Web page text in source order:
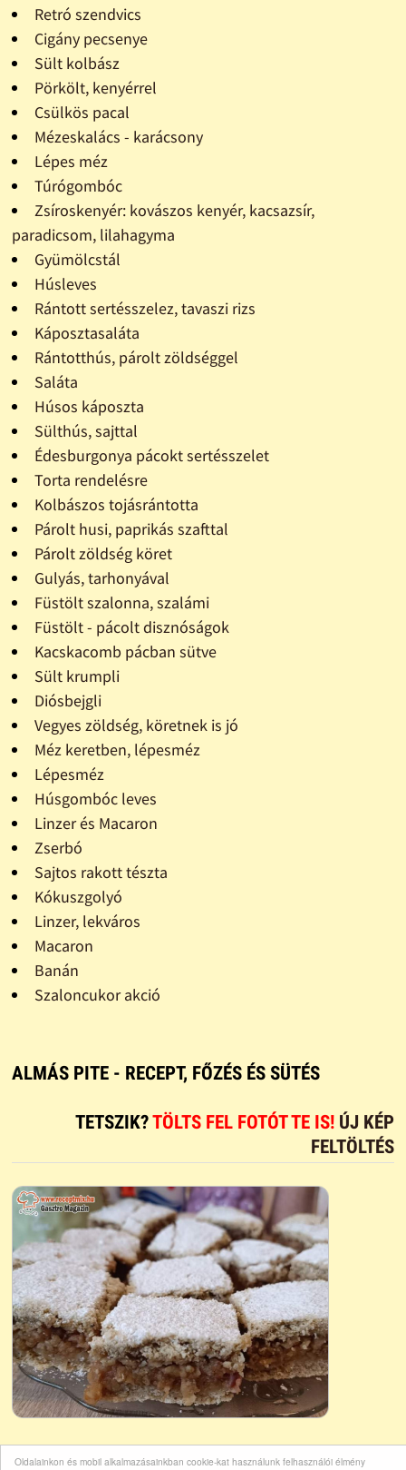
Oldalainkon és mobil alkalmazásainkban cookie-kat használunk felhasználói élmény
Retró szendvics
Cigány pecsenye
Sült kolbász
Pörkölt, kenyérrel
Csülkös pacal
Mézeskalács - karácsony
Lépes méz
Túrógombóc
Zsíroskenyér: kovászos kenyér, kacsazsír,
paradicsom, lilahagyma
Gyümölcstál
Húsleves
Rántott sertésszelez, tavaszi rizs
Káposztasaláta
Rántotthús, párolt zöldséggel
Saláta
Húsos káposzta
Sülthús, sajttal
Édesburgonya pácokt sertésszelet
Torta rendelésre
Kolbászos tojásrántotta
Párolt husi, paprikás szafttal
Párolt zöldség köret
Gulyás, tarhonyával
Füstölt szalonna, szalámi
Füstölt - pácolt disznóságok
Kacskacomb pácban sütve
Sült krumpli
Diósbejgli
Vegyes zöldség, köretnek is jó
Méz keretben, lépesméz
Lépesméz
Húsgombóc leves
Linzer és Macaron
Zserbó
Sajtos rakott tészta
Kókuszgolyó
Linzer, lekváros
Macaron
Banán
Szaloncukor akció
ALMÁS PITE - RECEPT, FŐZÉS ÉS SÜTÉS
TETSZIK?TÖLTS FEL FOTÓT TE IS! ÚJ KÉP
FELTÖLTÉS